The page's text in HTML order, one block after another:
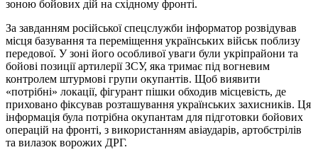
зоною бойових дій на східному фронті.
За завданням російської спецслужби інформатор розвідував
місця базування та переміщення українських військ поблизу
передової. У зоні його особливої уваги були укріпрайони та
бойові позиції артилерії ЗСУ, яка тримає під вогневим
контролем штурмові групи окупантів. Щоб виявити
«потрібні» локації, фігурант пішки обходив місцевість, де
приховано фіксував розташування українських захисників. Ця
інформація була потрібна окупантам для підготовки бойових
операцій на фронті, з використанням авіаударів, артобстрілів
та вилазок ворожих ДРГ.